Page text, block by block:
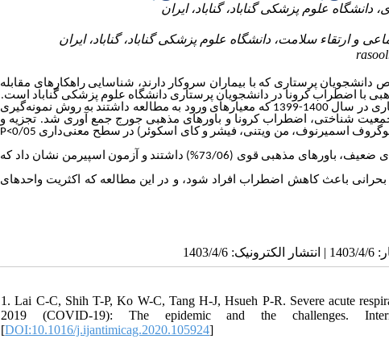
پرستاری که با بیماران سروکار دارند، شناسایی راهکارهای مقابله
با اضطراب کرونا در دانشجویان پرستاری دانشگاه علوم پزشکی گناباد است.
به مطالعه داشتند به روش
نمونه‌گیری
شناختی، اضطراب کرونا و باورهای مذهبی جورججمع آوری شد. تجزیه و
اسمیرنوف، من ویتنی، فیشر و کای اسکوئر) در سطح معنی‌داری 0/05>
P
:نتایج نشان داد که اکثریت (79/02%) واحدهای پژوهش اضطراب کرونای ضعیف، باورهای مذهبی قوی (73/06%) داشتند و آزمون اسپیرمن نشان داد که
باعث کاهش اضطراب افراد شود، و در این مطالعه که اکثریت واحدهای
1. Lai C-C, Shih T-P, Ko W-C, Tang H-J, Hsueh P-R. Severe acute
2019 (COVID-19): The epidemic and the challenges.
[DOI:10.1016/j.ijantimicag.2020.105924]